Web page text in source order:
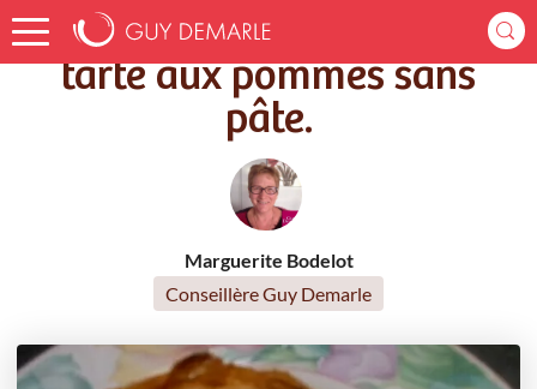
Accueil Recettes tarte aux pommes sans pâte.
tarte aux pommes sans
pâte.
Marguerite Bodelot
Conseillère Guy Demarle